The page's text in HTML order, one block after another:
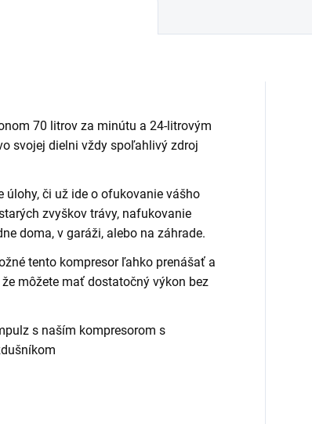
70 litrov za minútu a 24-litrovým
svojej dielni vždy spoľahlivý zdroj
úlohy, či už ide o ofukovanie vášho
zvyškov trávy, nafukovanie
doma, v garáži, alebo na záhrade.
tento kompresor ľahko prenášať a
môžete mať dostatočný výkon bez
s naším kompresorom s